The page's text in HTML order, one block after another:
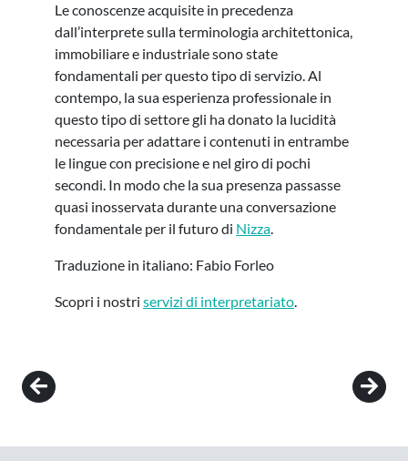
Le conoscenze acquisite in precedenza
dall’interprete sulla terminologia architettonica,
immobiliare e industriale sono state
fondamentali per questo tipo di servizio. Al
contempo, la sua esperienza professionale in
questo tipo di settore gli ha donato la lucidità
necessaria per adattare i contenuti in entrambe
le lingue con precisione e nel giro di pochi
secondi. In modo che la sua presenza passasse
quasi inosservata durante una conversazione
fondamentale per il futuro di Nizza.
Traduzione in italiano: Fabio Forleo
Scopri i nostri servizi di interpretariato.
Post navigation